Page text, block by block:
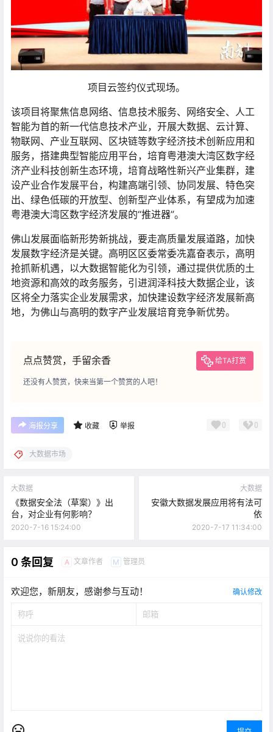
项目云签约仪式现场。
该项目将聚焦信息网络、信息技术服务、网络安全、人工
智能为首的新一代信息技术产业，开展大数据、云计算、
物联网、产业互联网、区块链等数字经济技术创新应用和
服务，搭建典型智能应用平台，培育粤港澳大湾区数字经
济产业科技创新生态环境，培育战略性新兴产业集群，建
设产业合作发展平台，构建高端引领、协同发展、特色突
出、绿色低碳的开放型、创新型产业体系，有望成为加速
粤港澳大湾区数字经济发展的“推进器”。
佛山发展面临新形势新挑战，要走高质量发展道路，加快
发展数字经济是关键。高明区区委常委冼嘉奋表示，高明
抢抓新机遇，以大数据智能化为引领，通过提供优质的土
地资源和高效的政务服务，引进润泽科技大数据企业，该
区将全力落实企业发展需求，加快建设数字经济发展新高
地，为佛山与高明的数字产业发展培育竞争新优势。
点点赞赏，手留余香 给TA打赏
还没有人赞赏，快来当第一个赞赏的人吧！
海报分享 收藏 举报 0 0
大数据市场
大数据
《数据安全法（草案）》出
台，对企业有何影响？
2020-7-16 15:24:00
大数据
安徽大数据发展应用将有法可
依
2020-7-17 11:34:00
0 条回复 A 文章作者 M 管理员
欢迎您，新朋友，感谢参与互动！ 确认修改